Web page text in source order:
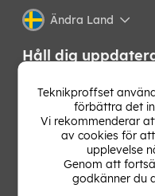
Ändra Land
Håll dig
Få de senaste
bästa tipsen från oss
vårt nyhetsbrev!
Teknikproffset
förbättra det
Vi rekommenderar
av cookies för
upplevelse
Genom att
godkänner du